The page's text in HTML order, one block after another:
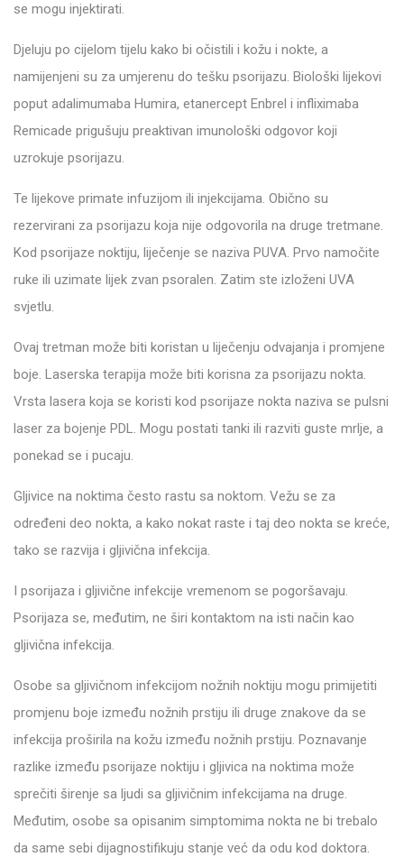
se mogu injektirati.
Djeluju po cijelom tijelu kako bi očistili i kožu i nokte, a
namijenjeni su za umjerenu do tešku psorijazu. Biološki lijekovi
poput adalimumaba Humira, etanercept Enbrel i infliximaba
Remicade prigušuju preaktivan imunološki odgovor koji
uzrokuje psorijazu.
Te lijekove primate infuzijom ili injekcijama. Obično su
rezervirani za psorijazu koja nije odgovorila na druge tretmane.
Kod psorijaze noktiju, liječenje se naziva PUVA. Prvo namočite
ruke ili uzimate lijek zvan psoralen. Zatim ste izloženi UVA
svjetlu.
Ovaj tretman može biti koristan u liječenju odvajanja i promjene
boje. Laserska terapija može biti korisna za psorijazu nokta.
Vrsta lasera koja se koristi kod psorijaze nokta naziva se pulsni
laser za bojenje PDL. Mogu postati tanki ili razviti guste mrlje, a
ponekad se i pucaju.
Gljivice na noktima često rastu sa noktom. Vežu se za
određeni deo nokta, a kako nokat raste i taj deo nokta se kreće,
tako se razvija i gljivična infekcija.
I psorijaza i gljivične infekcije vremenom se pogoršavaju.
Psorijaza se, međutim, ne širi kontaktom na isti način kao
gljivična infekcija.
Osobe sa gljivičnom infekcijom nožnih noktiju mogu primijetiti
promjenu boje između nožnih prstiju ili druge znakove da se
infekcija proširila na kožu između nožnih prstiju. Poznavanje
razlike između psorijaze noktiju i gljivica na noktima može
sprečiti širenje sa ljudi sa gljivičnim infekcijama na druge.
Međutim, osobe sa opisanim simptomima nokta ne bi trebalo
da same sebi dijagnostifikuju stanje već da odu kod doktora.